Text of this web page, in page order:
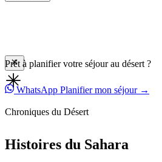
Prêt à planifier votre séjour au désert ?
WhatsApp Planifier mon séjour →
Chroniques du Désert
Histoires du Sahara